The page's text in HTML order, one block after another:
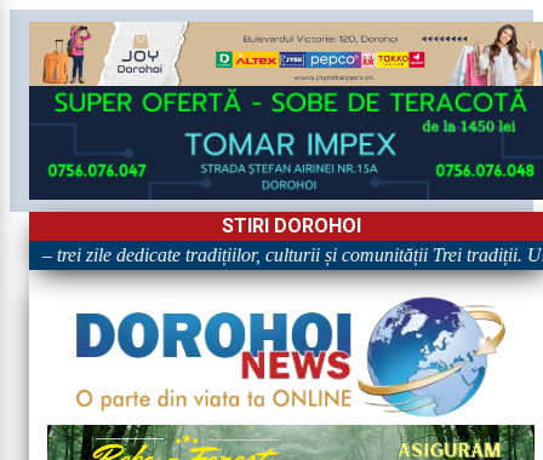
STIRI DOROHOI
„Dorohoiul, în Sărbătoare!” – trei zile dedicate tradițiilor,